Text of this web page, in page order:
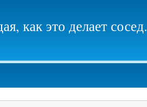
как это делает сосед.